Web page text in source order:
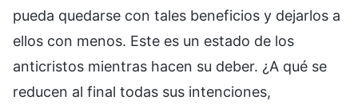
pueda quedarse con tales beneficios y dejarlos a
ellos con menos. Este es un estado de los
anticristos mientras hacen su deber. ¿A qué se
reducen al final todas sus intenciones,